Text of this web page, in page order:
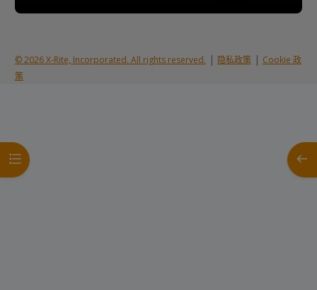
打开课程索引 打开
© 2026 X-Rite, Incorporated. All rights reserved. | 隐私政策| Cookie 政
策